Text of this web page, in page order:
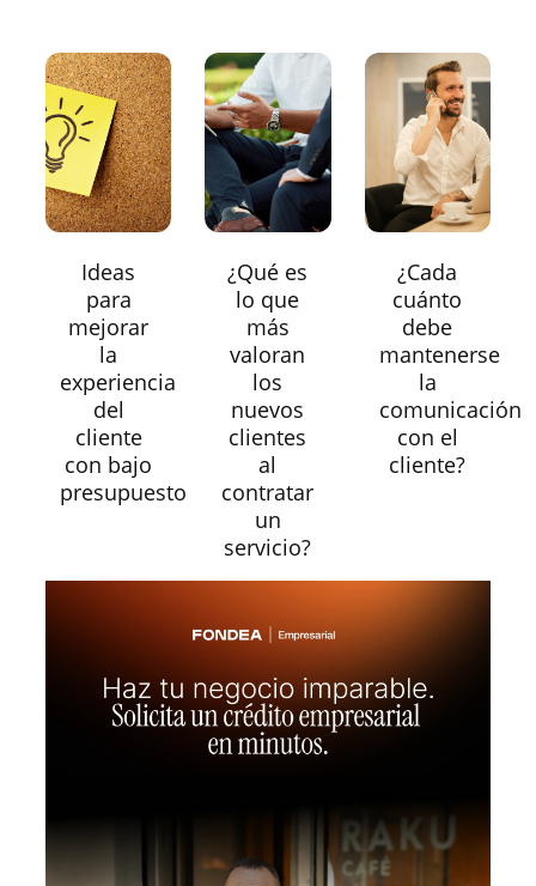
Ideas
para
mejorar
la
experiencia
del
cliente
con bajo
presupuesto
¿Qué es
lo que
más
valoran
los
nuevos
clientes
al
contratar
un
servicio?
¿Cada
cuánto
debe
mantenerse
la
comunicación
con el
cliente?